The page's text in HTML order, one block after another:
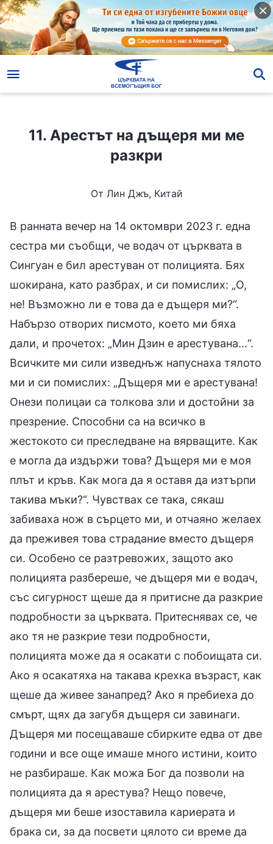
11. Арестът на дъщеря ми ме разкри
11. Арестът на дъщеря ми ме
разкри
От Лин Джъ, Китай
В ранната вечер на 14 октомври 2023 г. една
сестра ми съобщи, че водач от църквата в
Сингуан е бил арестуван от полицията. Бях
шокирана, като разбрах, и си помислих: „О,
не! Възможно ли е това да е дъщеря ми?“.
Набързо отворих писмото, което ми бяха
дали, и прочетох: „Мин Дзин е арестувана…“.
Всичките ми сили изведнъж напуснаха тялото
ми и си помислих: „Дъщеря ми е арестувана!
Онези полицаи са толкова зли и достойни за
презрение. Способни са на всичко в
жестокото си преследване на вярващите. Как
е могла да издържи това? Дъщеря ми е моя
плът и кръв. Как мога да я оставя да изтърпи
такива мъки?“. Чувствах се така, сякаш
забиваха нож в сърцето ми, и отчаяно желаех
да преживея това страдание вместо дъщеря
си. Особено се разтревожих, защото ако
полицията разбереше, че дъщеря ми е водач,
със сигурност щеше да я притисне да разкрие
подробности за църквата. Притеснявах се, че
ако тя не разкрие тези подробности,
полицията може да я осакати с побоищата си.
Ако я осакатяха на такава крехка възраст, как
щеше да живее занапред? Ако я пребиеха до
смърт, щях да загубя дъщеря си завинаги.
Дъщеря ми посещаваше сбирките едва от две
години и все още имаше много истини, които
не разбираше. Как можа Бог да позволи на
полицията да я арестува? Нещо повече,
дъщеря ми беше изоставила кариерата и
брака си, за да посвети цялото си време да